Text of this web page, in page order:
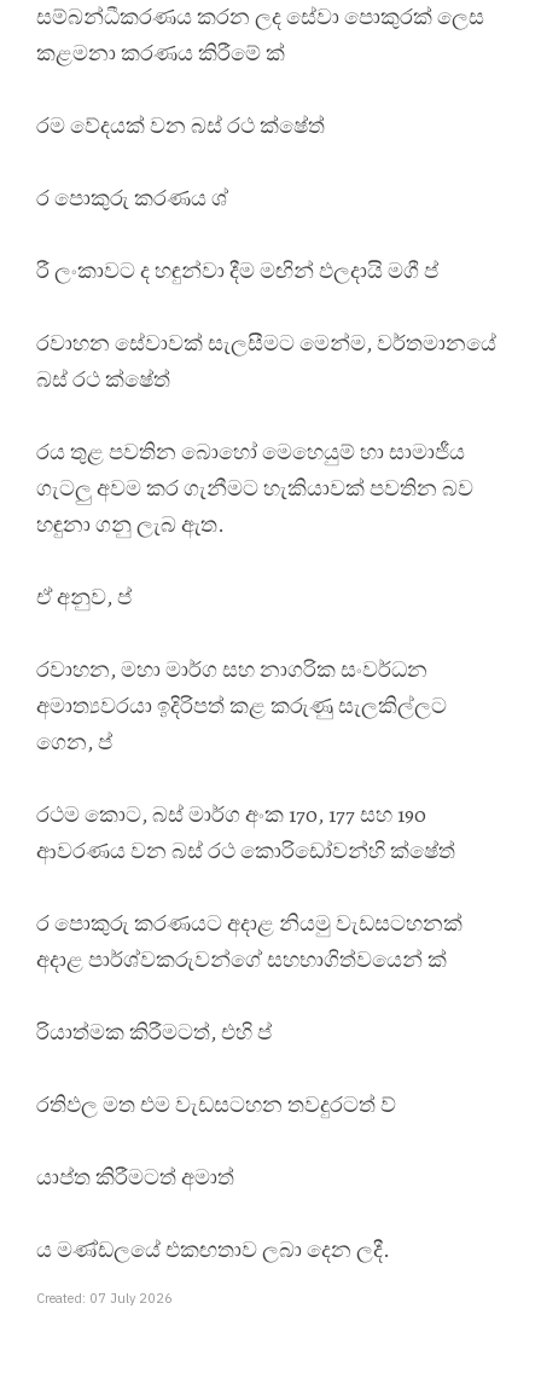
සම්බන්ධීකරණය කරන ලද සේවා පොකුරක් ලෙස
කළමනා කරණය කිරීමේ ක්
රම වේදයක් වන බස් රථ ක්ෂේත්
ර පොකුරු කරණය ශ්
රී ලංකාවට ද හඳුන්වා දීම මඟින් ඵලදායි මගී ප්
රවාහන සේවාවක් සැලසීමට මෙන්ම, වර්තමානයේ
බස් රථ ක්ෂේත්
රය තුළ පවතින බොහෝ මෙහෙයුම් හා සාමාජීය
ගැටලු අවම කර ගැනීමට හැකියාවක් පවතින බව
හඳුනා ගනු ලැබ ඇත.
ඒ අනුව, ප්
රවාහන, මහා මාර්ග සහ නාගරික සංවර්ධන
අමාත්‍යවරයා ඉදිරිපත් කළ කරුණු සැලකිල්ලට
ගෙන, ප්
රථම කොට, බස් මාර්ග අංක 170, 177 සහ 190
ආවරණය වන බස් රථ කොරිඩෝවන්හි ක්ෂේත්
ර පොකුරු කරණයට අදාළ නියමු වැඩසටහනක්
අදාළ පාර්ශ්වකරුවන්ගේ සහභාගිත්වයෙන් ක්
රියාත්මක කිරීමටත්, එහි ප්
රතිඵල මත එම වැඩසටහන තවදුරටත් ව්
යාප්ත කිරීමටත් අමාත්
ය මණ්ඩලයේ එකඟතාව ලබා දෙන ලදී.
Created: 07 July 2026